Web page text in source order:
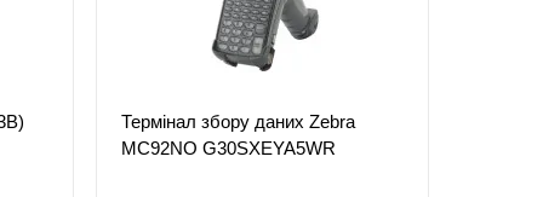
Термінал збору даних Zebra
MC92NO G30SXEYA5WR